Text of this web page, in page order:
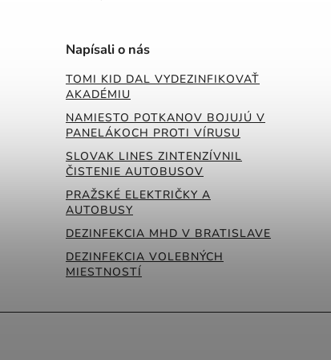
Napísali o nás
TOMI KID DAL VYDEZINFIKOVAŤ
AKADÉMIU
NAMIESTO POTKANOV BOJUJÚ V
PANELÁKOCH PROTI VÍRUSU
SLOVAK LINES ZINTENZÍVNIL
ČISTENIE AUTOBUSOV
PRAŽSKÉ ELEKTRIČKY A
AUTOBUSY
DEZINFEKCIA MHD V BRATISLAVE
DEZINFEKCIA VOLEBNÝCH
MIESTNOSTÍ